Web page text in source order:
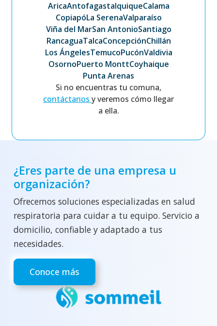
AricaAntofagastaIquiqueCalama
CopiapóLa SerenaValparaíso
Viña del MarSan AntonioSantiago
RancaguaTalcaConcepciónChillán
Los ÁngelesTemucoPucónValdivia
OsornoPuerto MonttCoyhaique
Punta Arenas
Si no encuentras tu comuna,
contáctanos y veremos cómo llegar
a ella.
¿Eres parte de una empresa u
organización?
Ofrecemos soluciones especializadas en salud
respiratoria para cuidar a tu equipo. Servicio a
domicilio, confiable y adaptado a tus
necesidades.
Conoce más